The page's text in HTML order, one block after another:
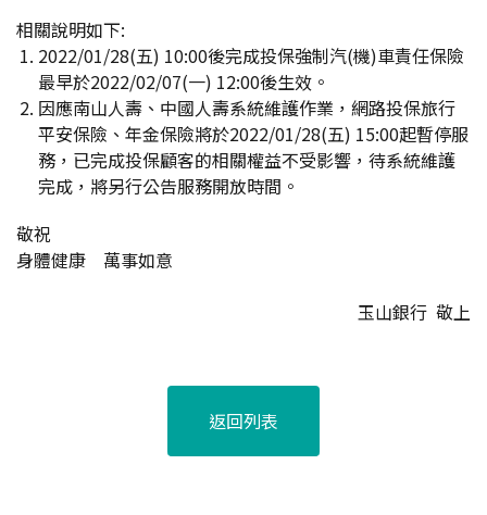
相關說明如下:
2022/01/28(五) 10:00後完成投保強制汽(機)車責任保險
最早於2022/02/07(一) 12:00後生效。
因應南山人壽、中國人壽系統維護作業，網路投保旅行
平安保險、年金保險將於2022/01/28(五) 15:00起暫停服
務，已完成投保顧客的相關權益不受影響，待系統維護
完成，將另行公告服務開放時間。
敬祝
身體健康 萬事如意
玉山銀行 敬上
返回列表